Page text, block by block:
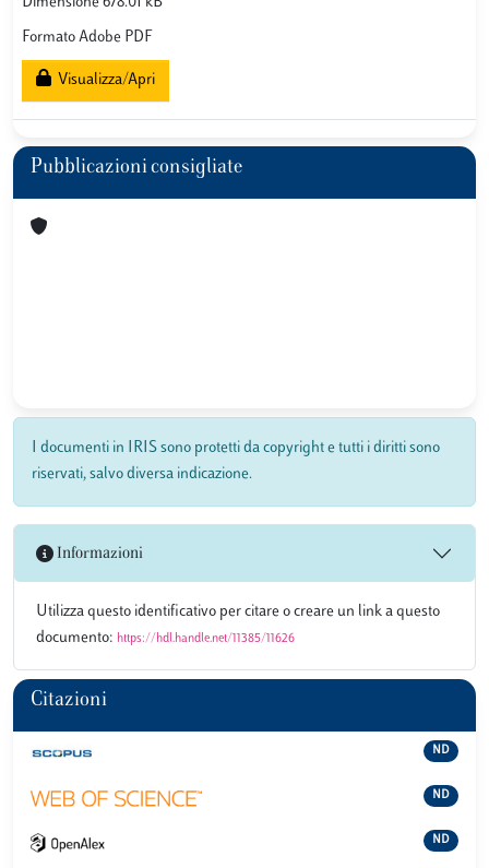
Formato Adobe PDF
Visualizza/Apri
Pubblicazioni consigliate
I documenti in IRIS sono protetti da copyright e tutti i diritti sono
riservati, salvo diversa indicazione.
Informazioni
Utilizza questo identificativo per citare o creare un link a questo
documento: https://hdl.handle.net/11385/11626
Citazioni
ND
ND
ND